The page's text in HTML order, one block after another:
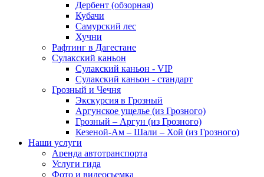
Дербент (обзорная)
Кубачи
Самурский лес
Хучни
Рафтинг в Дагестане
Сулакский каньон
Сулакский каньон - VIP
Сулакский каньон - стандарт
Грозный и Чечня
Экскурсия в Грозный
Аргунское ущелье (из Грозного)
Грозный – Аргун (из Грозного)
Кезеной-Ам – Шали – Хой (из Грозного)
Наши услуги
Аренда автотранспорта
Услуги гида
Фото и видеосьемка